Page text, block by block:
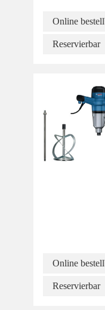
Online
Reservierbar
Online
Reservierbar